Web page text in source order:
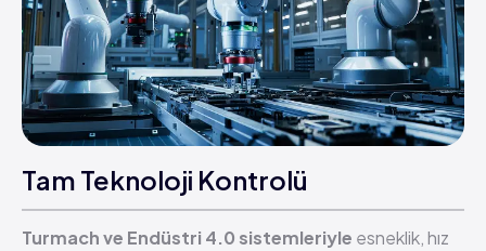
Tam Teknoloji Kontrolü
Turmach ve Endüstri 4.0 sistemleriyle esneklik, hız